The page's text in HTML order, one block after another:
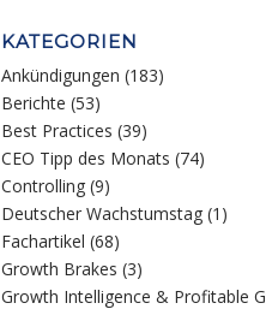
KATEGORIEN
Ankündigungen (183)
Berichte (53)
Best Practices (39)
CEO Tipp des Monats (74)
Controlling (9)
Deutscher Wachstumstag (1)
Fachartikel (68)
Growth Brakes (3)
Growth Intelligence & Profitable